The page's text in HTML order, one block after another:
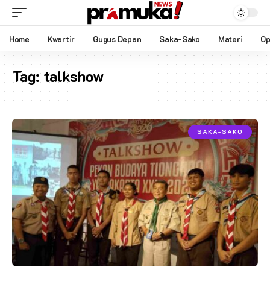
Home Kwartir Gugus Depan Saka-Sako Materi
Tag:talkshow
SAKA-SAKO